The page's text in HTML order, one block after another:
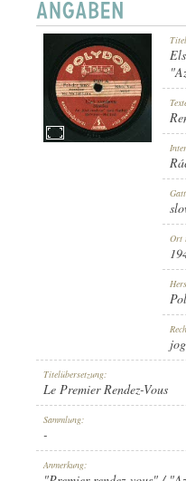
POLYDOR "TAKTUS"
49203 A
Ort
Titelübersetzung:
Le Premier Rendez-Vous
Sammlung:
-
Anmerkung: